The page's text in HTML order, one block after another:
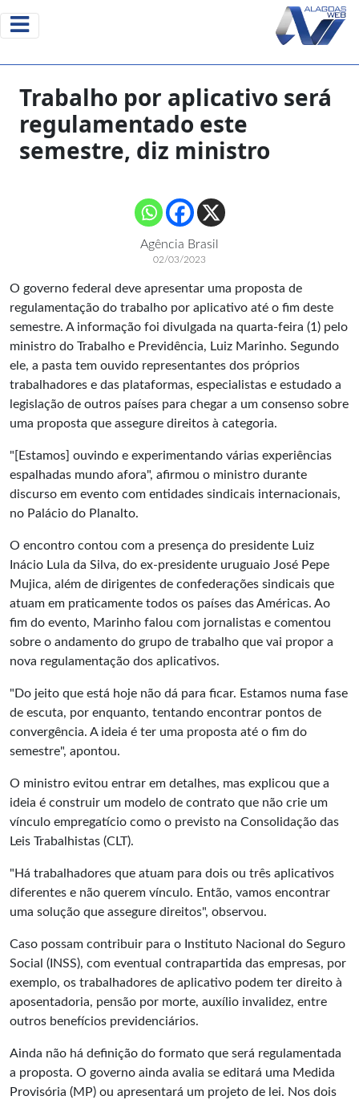
Trabalho por aplicativo será
regulamentado este
semestre, diz ministro
Agência Brasil
02/03/2023
O governo federal deve apresentar uma proposta de
regulamentação do trabalho por aplicativo até o fim deste
semestre. A informação foi divulgada na quarta-feira (1) pelo
ministro do Trabalho e Previdência, Luiz Marinho. Segundo
ele, a pasta tem ouvido representantes dos próprios
trabalhadores e das plataformas, especialistas e estudado a
legislação de outros países para chegar a um consenso sobre
uma proposta que assegure direitos à categoria.
"[Estamos] ouvindo e experimentando várias experiências
espalhadas mundo afora", afirmou o ministro durante
discurso em evento com entidades sindicais internacionais,
no Palácio do Planalto.
O encontro contou com a presença do presidente Luiz
Inácio Lula da Silva, do ex-presidente uruguaio José Pepe
Mujica, além de dirigentes de confederações sindicais que
atuam em praticamente todos os países das Américas. Ao
fim do evento, Marinho falou com jornalistas e comentou
sobre o andamento do grupo de trabalho que vai propor a
nova regulamentação dos aplicativos.
"Do jeito que está hoje não dá para ficar. Estamos numa fase
de escuta, por enquanto, tentando encontrar pontos de
convergência. A ideia é ter uma proposta até o fim do
semestre", apontou.
O ministro evitou entrar em detalhes, mas explicou que a
ideia é construir um modelo de contrato que não crie um
vínculo empregatício como o previsto na Consolidação das
Leis Trabalhistas (CLT).
"Há trabalhadores que atuam para dois ou três aplicativos
diferentes e não querem vínculo. Então, vamos encontrar
uma solução que assegure direitos", observou.
Caso possam contribuir para o Instituto Nacional do Seguro
Social (INSS), com eventual contrapartida das empresas, por
exemplo, os trabalhadores de aplicativo podem ter direito à
aposentadoria, pensão por morte, auxílio invalidez, entre
outros benefícios previdenciários.
Ainda não há definição do formato que será regulamentada
a proposta. O governo ainda avalia se editará uma Medida
Provisória (MP) ou apresentará um projeto de lei. Nos dois